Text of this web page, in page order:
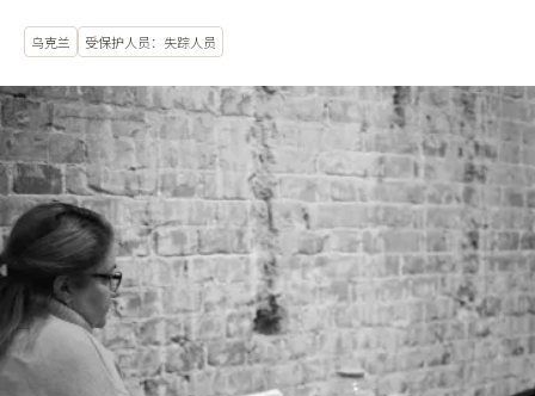
乌克兰 受保护人员：失踪人员